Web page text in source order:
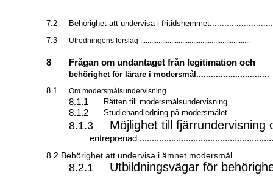
7.2
Behörighet att undervisa i
7.3
Utredningens förslag ............................................................
8 Frågan om undantaget från legitimation och
behörighet för lärare i modersmål..............................
8.1
Om modersmålsundervisning ..............................................
8.1.1 Rätten till
8.1.2 Studiehandledning på
8.1.3 Möjlighet till fjärrundervisning
entreprenad
8.2 Behörighet att undervisa i ämnet
8.2.1 Utbildningsvägar för